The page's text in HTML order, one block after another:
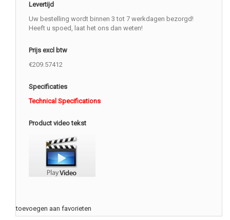
Levertijd
Uw bestelling wordt binnen 3 tot 7 werkdagen bezorgd!
Heeft u spoed, laat het ons dan weten!
Prijs excl btw
€209.57412
Specificaties
Technical Specifications
Product video tekst
toevoegen aan favorieten